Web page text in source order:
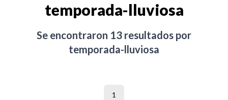
temporada-lluviosa
Se encontraron 13 resultados por
temporada-lluviosa
1